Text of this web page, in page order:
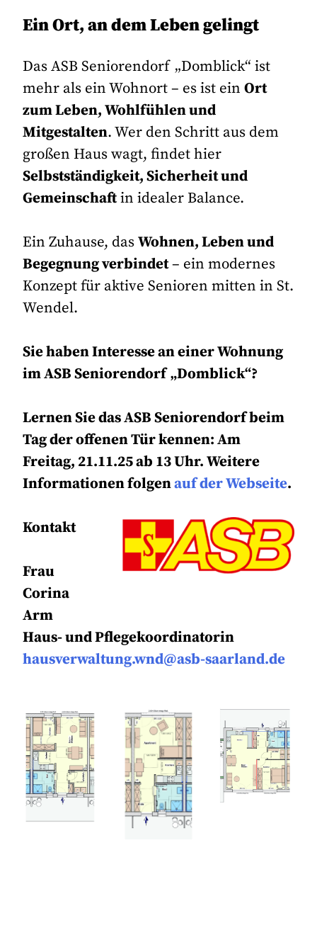
Ein Ort, an dem Leben gelingt
DasASB Seniorendorf „Domblick“ ist
mehr als ein Wohnort – es ist einOrt
zum Leben, Wohlfühlen und
Mitgestalten. Wer den Schritt aus dem
großen Haus wagt, findet hier
Selbstständigkeit, Sicherheit und
Gemeinschaftin idealer Balance.
Ein Zuhause, dasWohnen, Leben und
Begegnung verbindet– ein modernes
Konzept für aktive Senioren mitten in St.
Wendel.
Sie haben Interesse an einer Wohnung
imASB Seniorendorf „Domblick“?
Lernen Sie das ASB Seniorendorf beim
Tag der offenen Tür kennen: Am
Freitag, 21.11.25 ab 13 Uhr. Weitere
Informationen folgenauf der Webseite.
Kontakt
Frau
Corina
Arm
Haus- und Pflegekoordinatorin
hausverwaltung.wnd@asb-saarland.de